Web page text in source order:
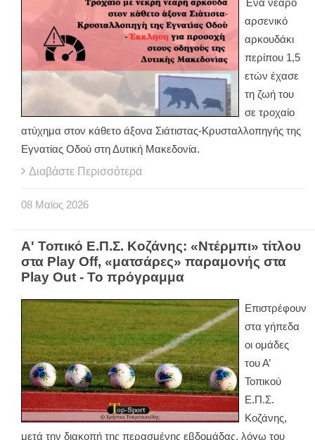
Ένα νεαρό
αρσενικό
αρκουδάκι
περίπου 1,5
ετών έχασε
τη ζωή του
σε τροχαίο
ατύχημα στον κάθετο άξονα Σιάτιστας-Κρυσταλλοπηγής της
Εγνατίας Οδού στη Δυτική Μακεδονία.
Διαβάστε Περισσότερα
08 Μαϊος 2026
Α' Τοπικό Ε.Π.Σ. Κοζάνης: «Ντέρμπι» τίτλου
στα Play Off, «ματσάρες» παραμονής στα
Play Out - Το πρόγραμμα
Επιστρέφουν
στα γήπεδα
οι ομάδες
του Α’
Τοπικού
Ε.Π.Σ.
Κοζάνης,
μετά την διακοπή της περασμένης εβδομάδας, λόγω του